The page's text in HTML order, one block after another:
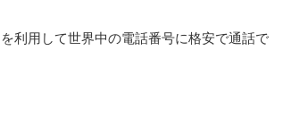
利用して世界中の電話番号に格安で通話で